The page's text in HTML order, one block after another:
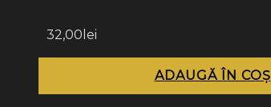
32,00 lei
ADAUGĂ ÎN COȘ